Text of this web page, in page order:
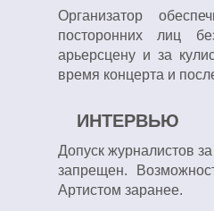
Организатор
посторонних лиц
арьерсцену и за
время концерта и
ИНТЕРВЬЮ
Допуск журналистов
запрещен.
Артистом заранее.